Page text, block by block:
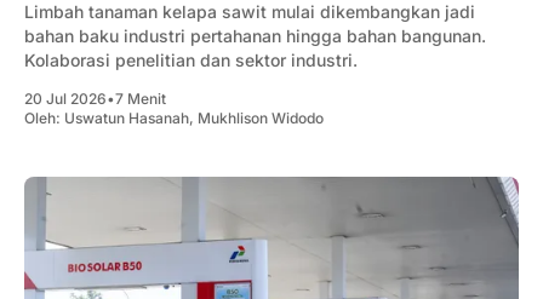
Limbah tanaman kelapa sawit mulai dikembangkan jadi
bahan baku industri pertahanan hingga bahan bangunan.
Kolaborasi penelitian dan sektor industri.
20 Jul 2026•7 Menit
Oleh: Uswatun Hasanah, Mukhlison Widodo